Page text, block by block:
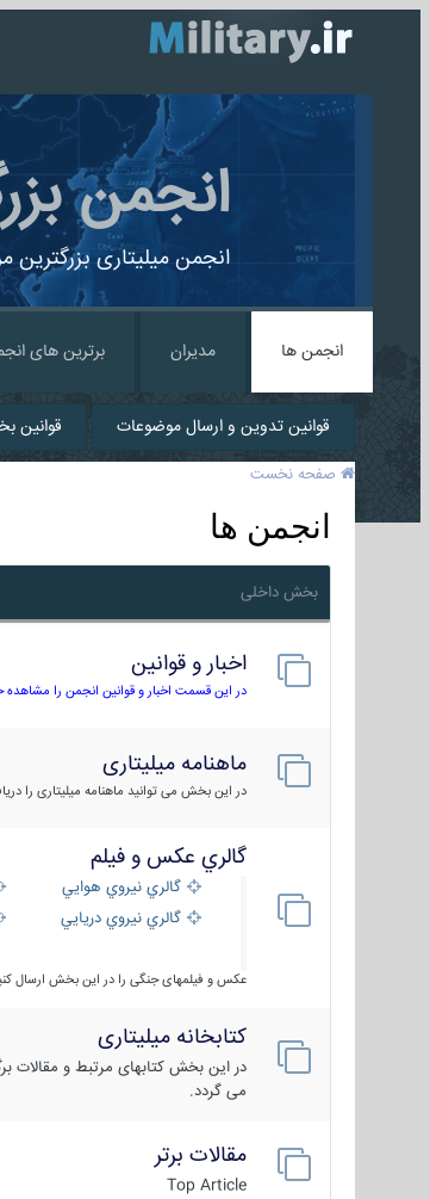
انجمن
انجمن میلیتاری
انجمن ها مدیران برترین های
قوانین تدوین و ارسال موضوعات قوانین
صفحه نخست
انجمن ها
بخش داخلی
اخبار و قوانین
در این قسمت اخبار و قوانین انجمن را مشاهده
ماهنامه میلیتاری
در این بخش می توانید ماهنامه میلیتاری را
گالري عكس و فيلم
گالري نيروي هوايي
گالري نيروي دريايي
عکس و فیلمهای جنگی را در این بخش ارسال
کتابخانه میلیتاری
در این بخش کتابهای مرتبط و مقالات
می گردد.
مقالات برتر
Top Article